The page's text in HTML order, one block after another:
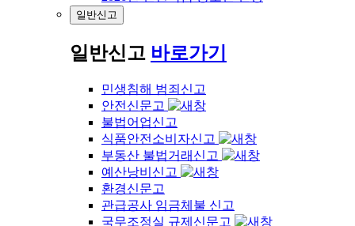
일반신고
일반신고 바로가기
민생침해 범죄신고
안전신문고
불법어업신고
식품안전소비자신고
부동산 불법거래신고
예산낭비신고
환경신문고
관급공사 임금체불 신고
국무조정실 규제신문고